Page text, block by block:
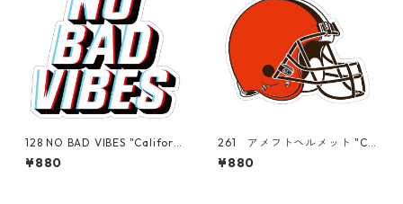
128 NO BAD VIBES "Californi
a Market Center" アメリカ
ンステッカー スーツケー
¥880
261 アメフトヘルメット "Ca
lifornia Market Center" ア
メリカンステッカー スーツ
¥880